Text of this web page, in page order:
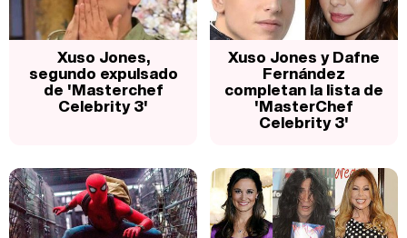
Xuso Jones,
segundo expulsado
de 'Masterchef
Celebrity 3'
Xuso Jones y Dafne
Fernández
completan la lista de
'MasterChef
Celebrity 3'